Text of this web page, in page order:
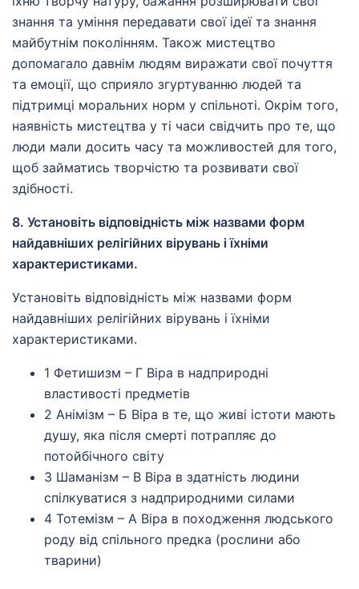
знання та уміння передавати свої ідеї та знання
майбутнім поколінням. Також мистецтво
допомагало давнім людям виражати свої почуття
та емоції, що сприяло згуртуванню людей та
підтримці моральних норм у спільноті. Окрім того,
наявність мистецтва у ті часи свідчить про те, що
люди мали досить часу та можливостей для того,
щоб займатись творчістю та розвивати свої
здібності.
8. Установіть відповідність між назвами форм
найдавніших релігійних вірувань і їхніми
характеристиками.
Установіть відповідність між назвами форм
найдавніших релігійних вірувань і їхніми
характеристиками.
1 Фетишизм – Г Віра в надприродні
властивості предметів
2 Анімізм – Б Віра в те, що живі істоти мають
душу, яка після смерті потрапляє до
потойбічного світу
3 Шаманізм – В Віра в здатність людини
спілкуватися з надприродними силами
4 Тотемізм – А Віра в походження людського
роду від спільного предка (рослини або
тварини)